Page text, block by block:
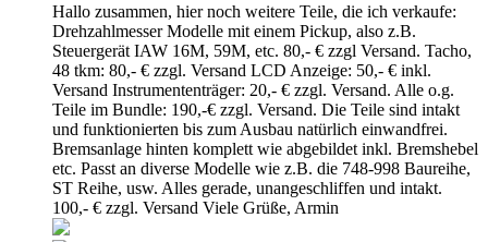
Hallo zusammen, hier noch weitere Teile, die ich verkaufe:
Drehzahlmesser Modelle mit einem Pickup, also z.B.
Steuergerät IAW 16M, 59M, etc. 80,- € zzgl Versand. Tacho,
48 tkm: 80,- € zzgl. Versand LCD Anzeige: 50,- € inkl.
Versand Instrumententräger: 20,- € zzgl. Versand. Alle o.g.
Teile im Bundle: 190,-€ zzgl. Versand. Die Teile sind intakt
und funktionierten bis zum Ausbau natürlich einwandfrei.
Bremsanlage hinten komplett wie abgebildet inkl. Bremshebel
etc. Passt an diverse Modelle wie z.B. die 748-998 Baureihe,
ST Reihe, usw. Alles gerade, unangeschliffen und intakt.
100,- € zzgl. Versand Viele Grüße, Armin